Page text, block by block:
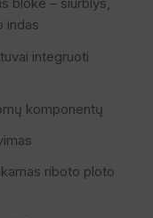
bloke – siurblys,
indas
integruoti
komponentų
riboto ploto